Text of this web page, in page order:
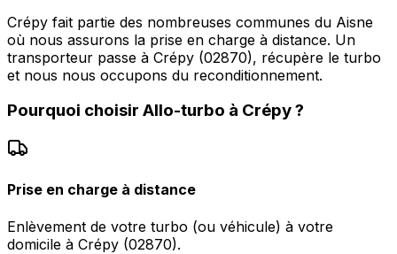
Crépy fait partie des nombreuses communes du Aisne
où nous assurons la prise en charge à distance. Un
transporteur passe à Crépy (02870), récupère le turbo
et nous nous occupons du reconditionnement.
Pourquoi choisir Allo-turbo à Crépy?
Prise en charge à distance
Enlèvement de votre turbo (ou véhicule) à votre
domicile à Crépy (02870).